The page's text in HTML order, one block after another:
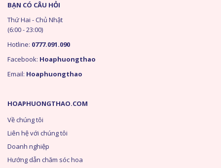
HOAPHUONGTHAO.COM
Về chúng tôi
Liên hệ với chúng tôi
Doanh nghiệp
Hướng dẫn chăm sóc hoa
BẠN CÓ CÂU HỎI
Thứ Hai - Chủ Nhật
(6:00 - 23:00)
Hotline: 0777.091.090
Facebook: Hoaphuongthao
Email: Hoaphuongthao